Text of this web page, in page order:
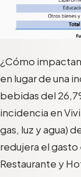
¿Cómo
en lugar de una
bebidas del
incidencia en
gas, luz y agua)
redujera el gasto
Restaurante y